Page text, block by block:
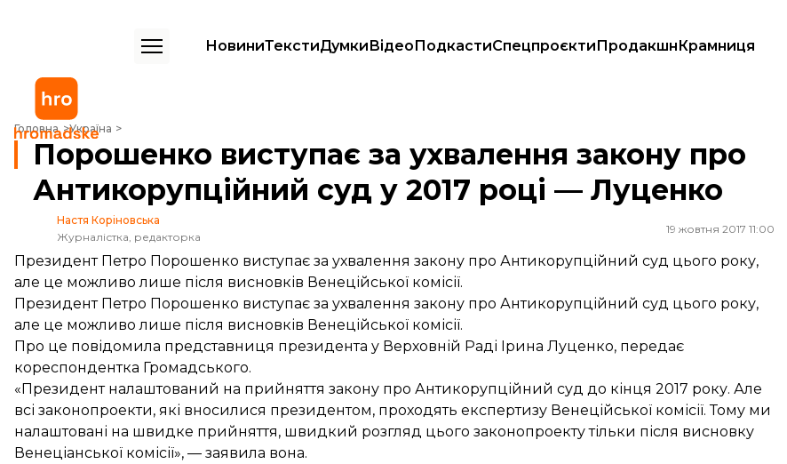
НовиниТекстиДумкиВідеоПодкастиСпецпроєктиПродакшнКрамниця
Головна Україна
Порошенко виступає за ухвалення закону про Антикорупційний суд у 2017 році — Луценко
Порошенко виступає за ухвалення закону про
Антикорупційний суд у 2017 році — Луценко
Настя Коріновська
Журналістка, редакторка
19 жовтня 2017 11:00
Президент Петро Порошенко виступає за ухвалення закону про Антикорупційний суд цього року,
але це можливо лише після висновків Венеційської комісії.
Президент Петро Порошенко виступає за ухвалення закону про Антикорупційний суд цього року,
але це можливо лише після висновків Венеційської комісії.
Про це повідомила представниця президента у Верховній Раді Ірина Луценко, передає
кореспондентка Громадського.
«Президент налаштований на прийняття закону про Антикорупційний суд до кінця 2017 року. Але
всі законопроекти, які вносилися президентом, проходять експертизу Венеційської комісії. Тому ми
налаштовані на швидке прийняття, швидкий розгляд цього законопроекту тільки після висновку
Венеціанської комісії», — заявила вона.